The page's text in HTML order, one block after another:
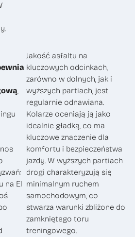
,
na El
Jakość asfaltu na
kluczowych odcinkach,
zarówno w dolnych, jak i
wyższych partiach, jest
regularnie odnawiana.
Kolarze oceniają ją jako
idealnie gładką, co ma
kluczowe znaczenie dla
komfortu i bezpieczeństwa
jazdy. W wyższych partiach
drogi charakteryzują się
minimalnym ruchem
samochodowym, co
stwarza warunki zbliżone do
zamkniętego toru
treningowego.